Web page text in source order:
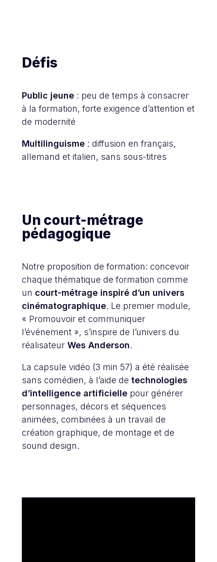
Défis
Public jeune: peu de temps à consacrer
à la formation, forte exigence d’attention et
de modernité
Multilinguisme: diffusion en français,
allemand et italien, sans sous-titres
Un court-métrage
pédagogique
Notre proposition de formation: concevoir
chaque thématique de formation comme
un court-métrage inspiré d’un univers
cinématographique. Le premier module,
« Promouvoir et communiquer
l’événement », s’inspire de l’univers du
réalisateur Wes Anderson.
La capsule vidéo (3 min 57) a été réalisée
sans comédien, à l’aide de technologies
d’intelligence artificiellepour générer
personnages, décors et séquences
animées, combinées à un travail de
création graphique, de montage et de
sound design.